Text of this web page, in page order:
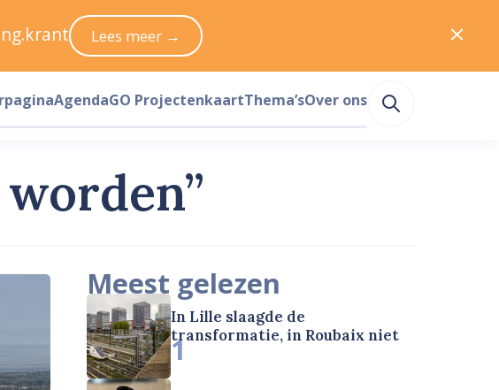
Meest gelezen
In Lille slaagde de
transformatie, in Roubaix niet
1
Lees meer →
AgendaGO ProjectenkaartThema’sOver ons